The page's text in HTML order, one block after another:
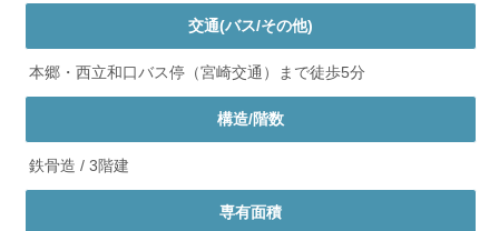
交通(バス/その他)
本郷・西立和口バス停（宮崎交通）まで徒歩5分
構造/階数
鉄骨造 / 3階建
専有面積